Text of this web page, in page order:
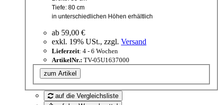
Tiefe: 80 cm
in unterschiedlichen Höhen erhältlich
ab 59,00 €
exkl. 19% USt., zzgl. Versand
Lieferzeit: 4 - 6 Wochen
ArtikelNr.: TV-05U1637000
zum Artikel
auf die Vergleichsliste